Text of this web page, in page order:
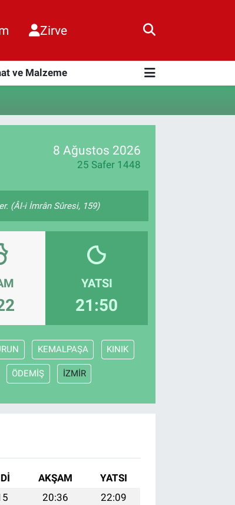
Zirve
ve Malzeme
8 Ağustos 2026
25 Safer 1448
(Âl-i İmrân Sûresi, 159)
YATSI
21:50
KEMALPAŞA KINIK
ÖDEMİŞ İZMİR
AKŞAM
YATSI
20:36
22:09